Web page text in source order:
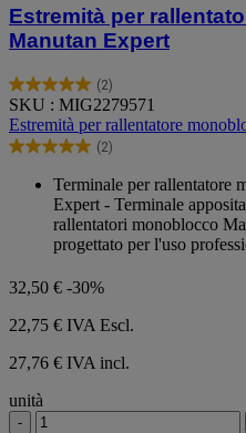
Estremità per
Manutan Expert
(2)
5.0
su
5
stelle.
recensioni
SKU : MIG2279571
Estremità per rallentatore
(2)
5.0
recensioni
Terminale per rallentatore
Expert - Terminale
rallentatori monoblocco
progettato per l'uso
32,50 € -30%
22,75 € IVA Escl.
27,76 € IVA incl.
unità
-